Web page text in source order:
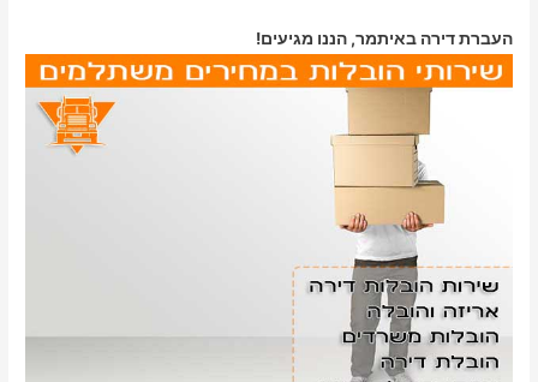
העברת דירה באיתמר, הננו מגיעים!